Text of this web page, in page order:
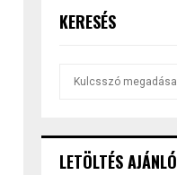
KERESÉS
h
LETÖLTÉS AJÁNLÓ